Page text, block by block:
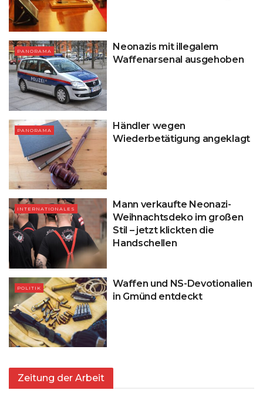
PANORAMA
Neonazis mit illegalem
Waffenarsenal ausgehoben
PANORAMA
Händler wegen
Wiederbetätigung angeklagt
INTERNATIONALES
Mann verkaufte Neonazi-
Weihnachtsdeko im großen
Stil – jetzt klickten die
Handschellen
POLITIK
Waffen und NS-Devotionalien
in Gmünd entdeckt
Zeitung der Arbeit